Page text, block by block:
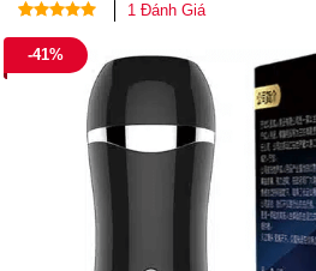
5.00trên 5
dựa trên
1
đánh giá
1 Đánh Giá
-41%